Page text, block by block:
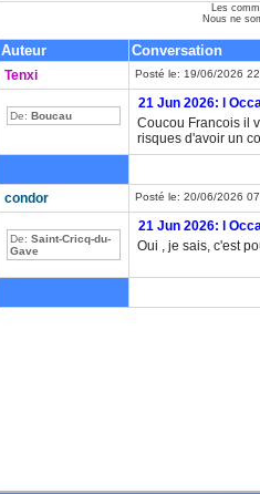
Les
Nous ne
Auteur Conversation
Tenxi Posté le: 19/06/2026
De: Boucau
21 Jun 2026: l
Coucou Francois il
risques d'avoir un
condor Posté le: 20/06/2026
De: Saint-Cricq-du-
Gave
21 Jun 2026: l
Oui , je sais, c'est